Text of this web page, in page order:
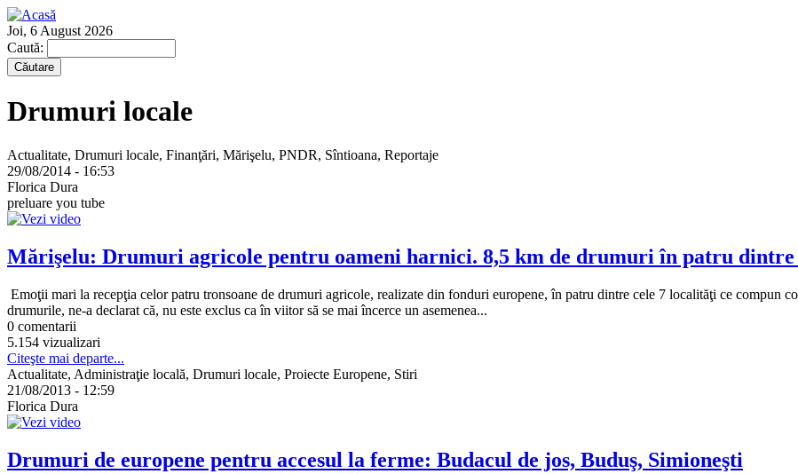
Joi, 6 August 2026
Caută:
Drumuri locale
Actualitate, Drumuri locale, Finanţări, Mărişelu, PNDR, Sîntioana, Reportaje
29/08/2014 - 16:53
Florica Dura
preluare you tube
Mărişelu: Drumuri agricole pentru oameni harnici. 8,5 km de drumuri în patru dintre
Emoţii mari la recepţia celor patru tronsoane de drumuri agricole, realizate din fonduri europene, în patru dintre cele 7 localităţi ce compun
drumurile, ne-a declarat că, nu este exclus ca în viitor să se mai încerce un asemenea...
0 comentarii
5.154 vizualizari
Citeşte mai departe...
Actualitate, Administraţie locală, Drumuri locale, Proiecte Europene, Stiri
21/08/2013 - 12:59
Florica Dura
Drumuri de europene pentru accesul la ferme: Budacul de jos, Buduş, Simioneşti